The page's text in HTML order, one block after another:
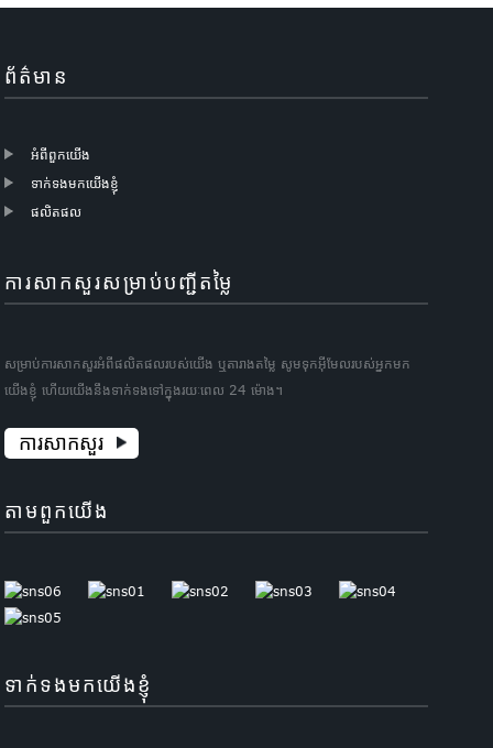
ព័ត៌មាន
អំពីពួកយើង
ទាក់ទងមកយើងខ្ញុំ
ផលិតផល
ការសាកសួរសម្រាប់បញ្ជីតម្លៃ
សម្រាប់ការសាកសួរអំពីផលិតផលរបស់យើង ឬតារាងតម្លៃ សូមទុកអ៊ីមែលរបស់អ្នកមក
យើងខ្ញុំ ហើយយើងនឹងទាក់ទងទៅក្នុងរយៈពេល 24 ម៉ោង។
ការសាកសួរ
តាមពួកយើង
ទាក់ទងមកយើងខ្ញុំ